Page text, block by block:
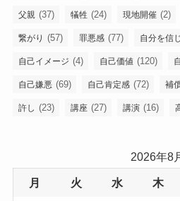
父親 (37) 犠牲 (24) 現地開催 (2)
繋がり (57) 罪悪感 (77) 自分を信
自己イメージ (4) 自己価値 (120)
自己嫌悪 (69) 自己肯定感 (72) 補
許し (23) 講座 (27) 講演 (16)
2026年8
月 火 水 木